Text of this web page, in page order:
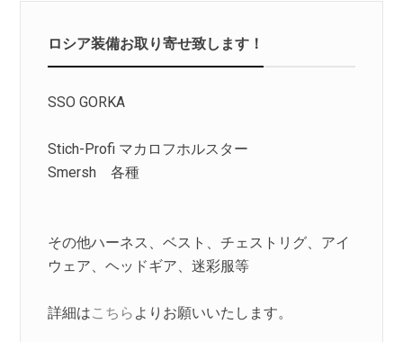
ロシア装備お取り寄せ致します！
SSO GORKA
Stich-Profi マカロフホルスター
Smersh 各種
その他ハーネス、ベスト、チェストリグ、アイ
ウェア、ヘッドギア、迷彩服等
詳細はこちら よりお願いいたします。